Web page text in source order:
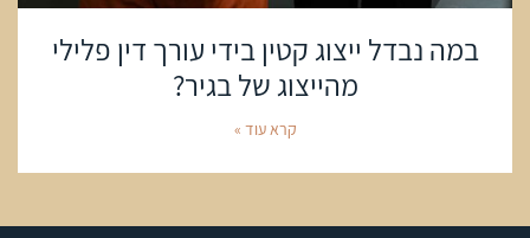
במה נבדל ייצוג קטין בידי עורך דין פלילי
מהייצוג של בגיר?
קרא עוד »